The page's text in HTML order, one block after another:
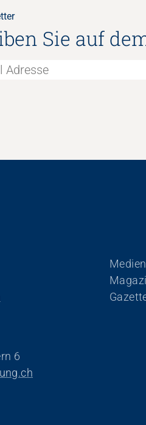
Sie auf
6
Medien